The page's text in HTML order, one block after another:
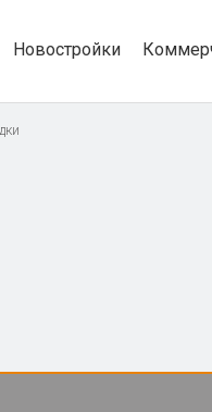
Новостройки